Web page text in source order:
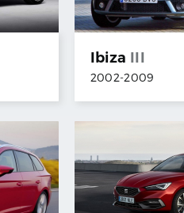
Ibiza III
2002-2009